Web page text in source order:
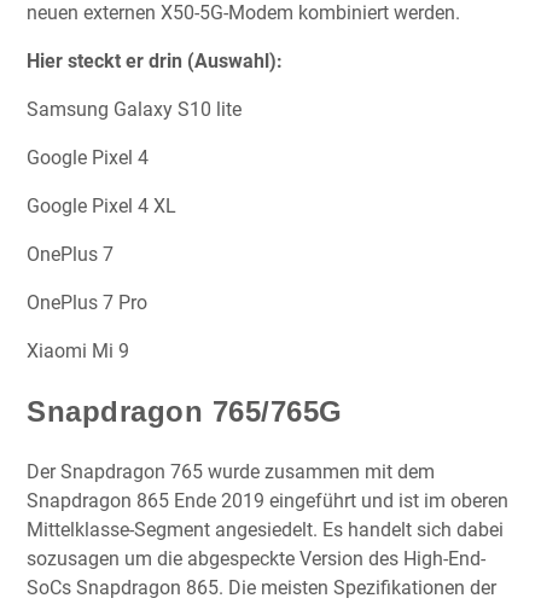
neuen externen X50-5G-Modem kombiniert werden.
Hier steckt er drin (Auswahl):
Samsung Galaxy S10 lite
Google Pixel 4
Google Pixel 4 XL
OnePlus 7
OnePlus 7 Pro
Xiaomi Mi 9
Snapdragon 765/765G
Der Snapdragon 765 wurde zusammen mit dem
Snapdragon 865 Ende 2019 eingeführt und ist im oberen
Mittelklasse-Segment angesiedelt. Es handelt sich dabei
sozusagen um die abgespeckte Version des High-End-
SoCs Snapdragon 865. Die meisten Spezifikationen der